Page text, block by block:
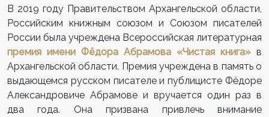
В 2019 году Правительством Архангельской области,
Российским книжным союзом и Союзом писателей
России была учреждена Всероссийская литературная
премия имени Фёдора Абрамова «Чистая книга» в
Архангельской области. Премия учреждена в память о
выдающемся русском писателе и публицисте Фёдоре
Александровиче Абрамове и вручается один раз в
два года. Она призвана привлечь внимание